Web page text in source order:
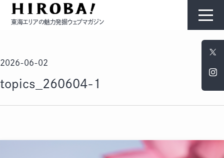
東海エリアの魅力発掘ウェブマガジン
コンテンツ
2026-06-02
topics_260604-1